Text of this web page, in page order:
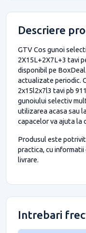
Descriere
GTV Cos gunoi
2X15L+2X7L+3 tavi
disponibil pe
actualizate periodic.
2x15l2x7l3 tavi pb
gunoiului selectiv
utilizarea acasa sau
capacelor va ajuta la
Produsul este
practica, cu
livrare.
Intrebari